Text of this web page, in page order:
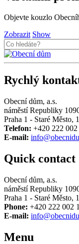
Objevte kouzlo
Zobrazit Show
Rychlý
Obecní dům, a.s.
náměstí Republiky
Praha 1 - Staré Město,
Telefon: +420 222 002
E-mail:
Quick contact
Obecní dům, a.s.
náměstí Republiky
Praha 1 - Staré Město,
Phone: +420 222 002
E-mail:
Menu